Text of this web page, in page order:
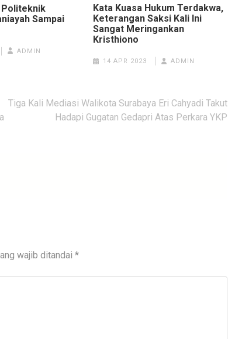
Politeknik
Sampai
ADMIN
Kata Kuasa Hukum Terdakwa,
Keterangan Saksi Kali Ini
Sangat Meringankan
Kristhiono
14 APR 2023 ADMIN
Tiga Kali Mediasi Walikota Surabaya Eri Cahyadi Takut
Hadapi Gugatan Gedapri Atas Perkara YKP
wajib ditandai *